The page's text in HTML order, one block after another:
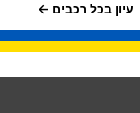
עיון בכל רכבים